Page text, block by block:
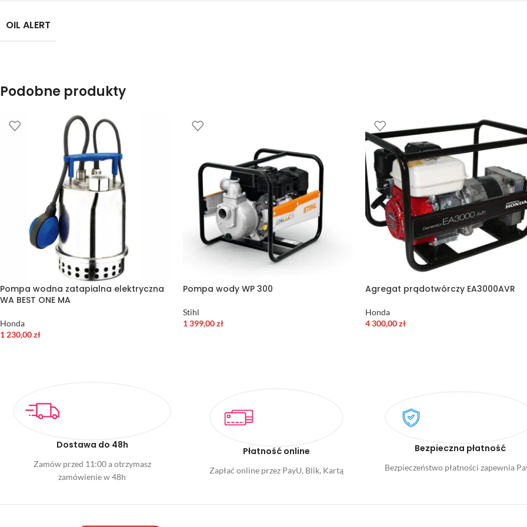
OIL ALERT
Podobne produkty
Pompa wodna zatapialna elektryczna
WA BEST ONE MA
Honda
1 230,00zł
Pompa wody WP 300
Stihl
1 399,00zł
Agregat prądotwórczy EA3000AVR
Honda
4 300,00zł
Dostawa do 48h
Zamów przed 11:00 a otrzymasz
zamówienie w 48h
Płatność online
Zapłać online przez PayU, Blik, Kartą
Bezpieczna płatność
Bezpieczeństwo płatności zapewnia